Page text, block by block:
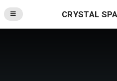
CRYSTAL